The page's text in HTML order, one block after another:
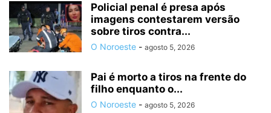
Policial penal é presa após
imagens contestarem versão
sobre tiros contra...
O Noroeste - agosto 5, 2026
Pai é morto a tiros na frente do
filho enquanto o...
O Noroeste - agosto 5, 2026